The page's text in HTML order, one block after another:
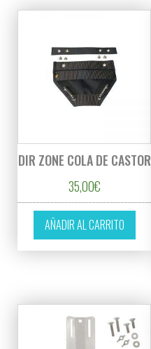
DIR ZONE COLA DE CASTOR
35,00€
AÑADIR AL CARRITO